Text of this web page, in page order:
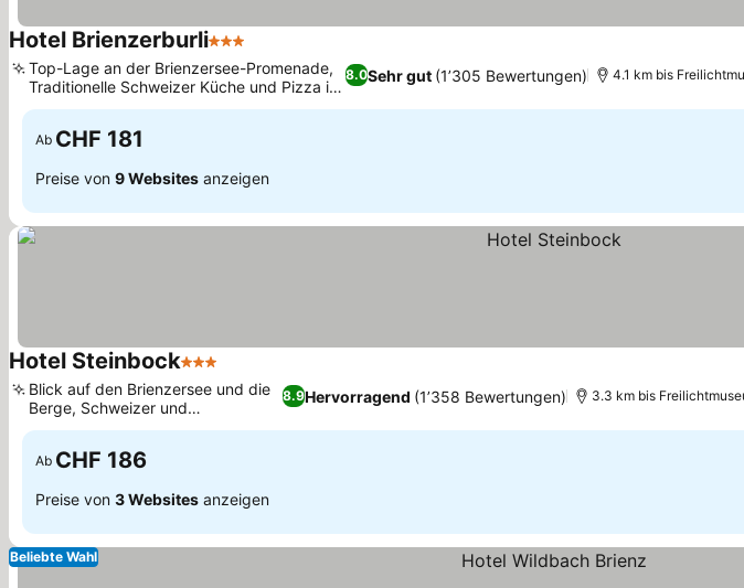
Hotel Brienzerburli3 Sterne
8.0Sehr gut (1’305 Bewertungen)
Top-Lage an der Brienzersee-Promenade,
Traditionelle Schweizer Küche und Pizza im
Brienzerburli
4.1 km bis
Ab CHF 181
Preise von 9 Websites anzeigen
Hotel Steinbock3 Sterne
8.9Hervorragend (1’358 Bewertungen)
Blick auf den Brienzersee und die
Berge, Schweizer und
internationale Küche
3.3 km bis
Ab CHF 186
Preise von 3 Websites anzeigen
Beliebte Wahl